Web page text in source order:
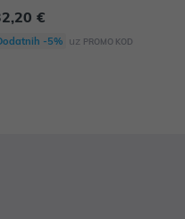
€
-5% uz PROMO KOD